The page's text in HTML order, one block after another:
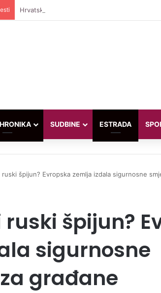
Hrvatska voditeljica Valentina Miletić koju
SUDBINE ESTRADA
ruski špijun? Evropska zemlja izdala sigurnosne
špijun?
sigurnosne
građane